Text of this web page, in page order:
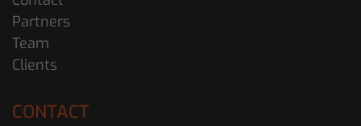
Partners
Team
Clients
CONTACT